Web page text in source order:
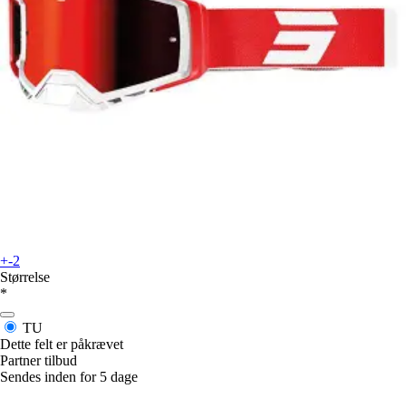
+-2
Størrelse
*
TU
Dette felt er påkrævet
Partner tilbud
Sendes inden for 5 dage